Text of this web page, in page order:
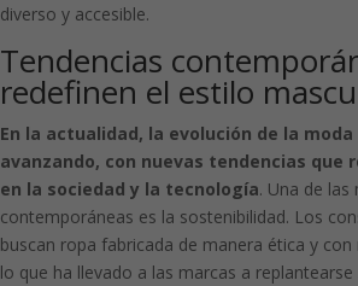
diverso y accesible.
Tendencias
redefinen el estilo
En la actualidad, la evolución de la
avanzando, con nuevas tendencias que
en la sociedad y la tecnología. Una de las
contemporáneas es la sostenibilidad. Los
buscan ropa fabricada de manera ética y
lo que ha llevado a las marcas a